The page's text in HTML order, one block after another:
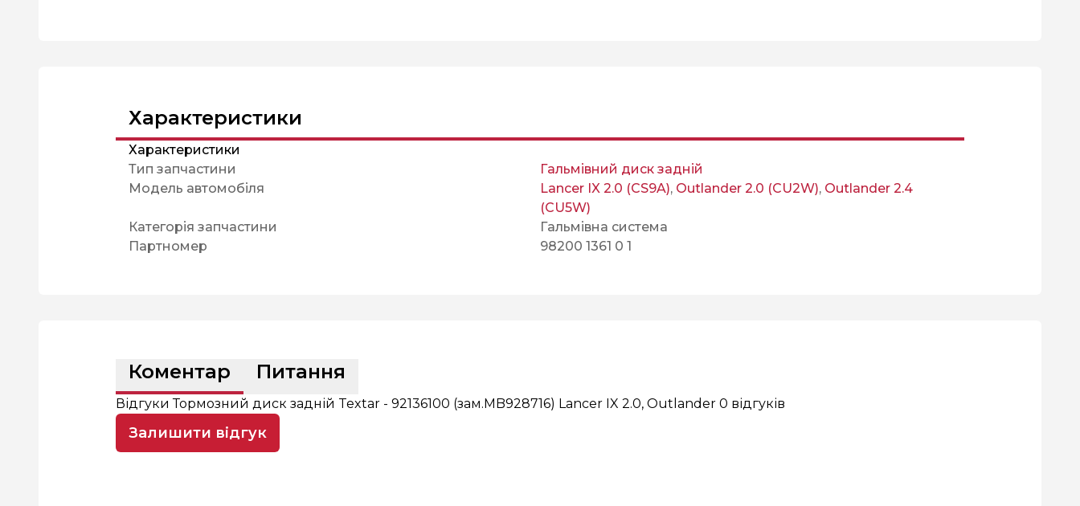
Характеристики
Характеристики
Тип запчастини
Гальмівний диск задній
Модель автомобіля
Lancer IX 2.0 (CS9A), Outlander 2.0 (CU2W), Outlander 2.4
(CU5W)
Категорія запчастини
Гальмівна система
Партномер
98200 1361 0 1
Коментар Питання
Відгуки Тормозний диск задній Textar - 92136100 (зам.MB928716) Lancer IX 2.0, Outlander 0 відгуків
Залишити відгук